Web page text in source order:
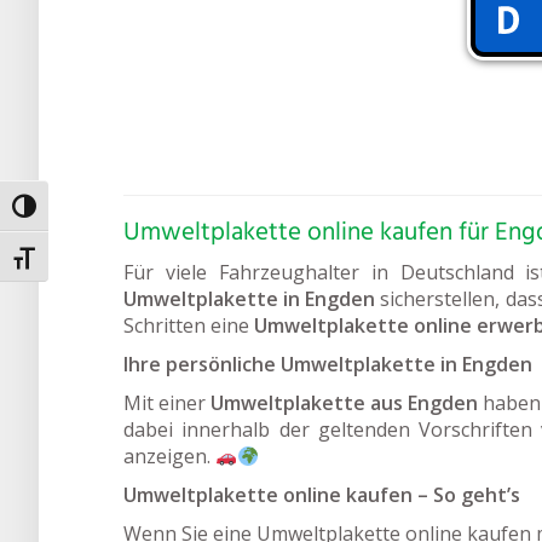
Umschalten auf hohe Kontraste
Schrift vergrößern
Umweltplakette online kaufen für
Für viele Fahrzeughalter in Deutschland
Umweltplakette in Engden sicherstellen,
Schritten eine Umweltplakette online
Ihre persönliche Umweltplakette in Engden
Mit einer Umweltplakette aus Engden
dabei innerhalb der geltenden
anzeigen.
Umweltplakette online kaufen – So geht’s
Wenn Sie eine Umweltplakette online kaufen